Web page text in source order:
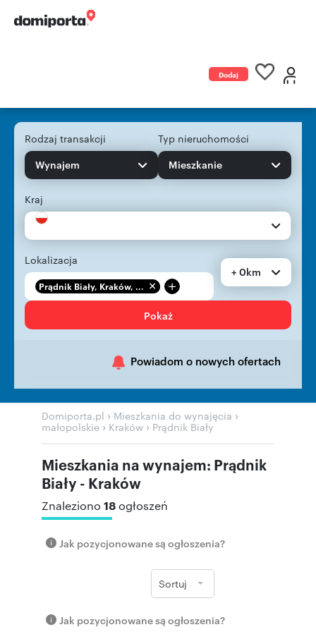
Dodaj
Rodzaj transakcji
Wynajem
Typ nieruchomości
Mieszkanie
Kraj
Lokalizacja
Prądnik Biały, Kraków, ... +
+ 0km
Pokaż
Powiadom o nowych ofertach
Domiporta.pl › Mieszkania do wynajęcia ›
małopolskie › Kraków › Prądnik Biały
Mieszkania na wynajem: Prądnik
Biały - Kraków
Znaleziono 18ogłoszeń
Jak pozycjonowane są ogłoszenia?
Sortuj
Jak pozycjonowane są ogłoszenia?